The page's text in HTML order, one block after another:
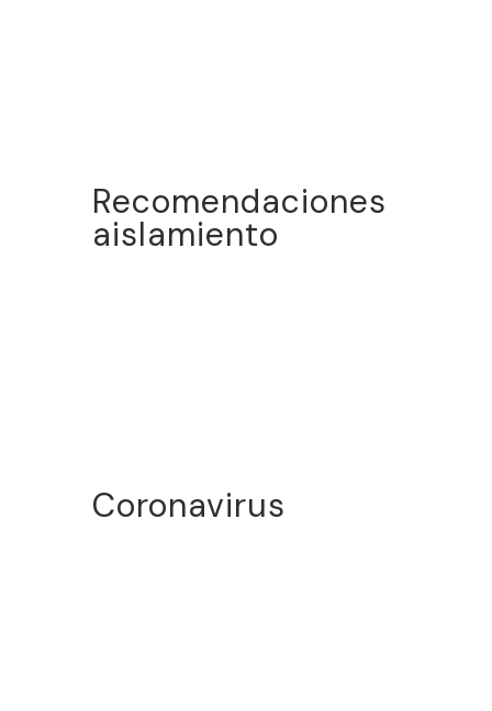
Recomendaciones
aislamiento
Coronavirus